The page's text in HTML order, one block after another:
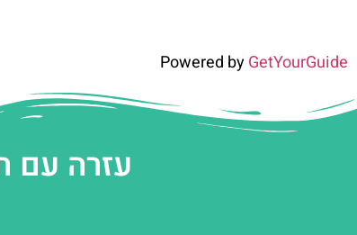
Powered byGetYourGuide
עזרה עם